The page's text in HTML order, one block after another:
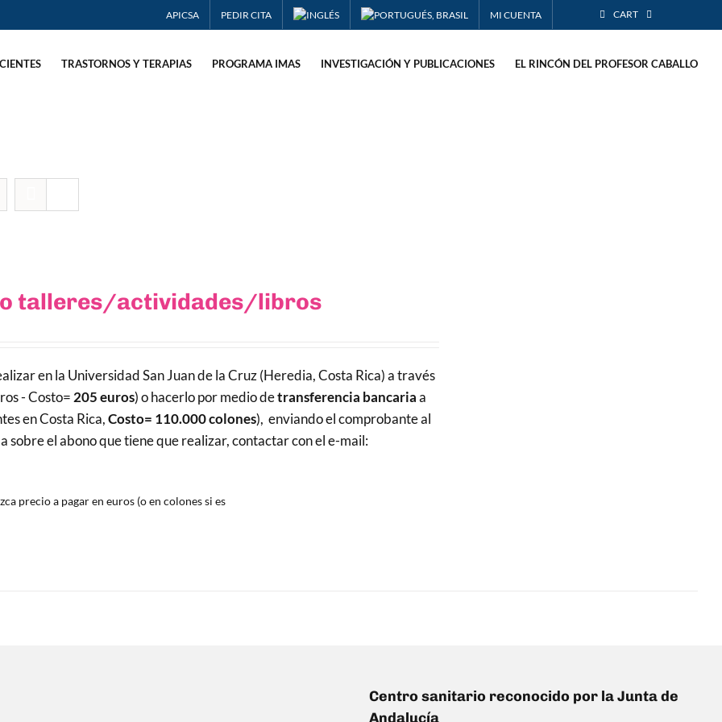
APICSA PEDIR CITA MI CUENTA CART
TRASTORNOS Y TERAPIAS PROGRAMA IMAS INVESTIGACIÓN Y PUBLICACIONES EL RINCÓN DEL PROFESOR CABALLO
talleres/actividades/libros
en la Universidad San Juan de la Cruz (Heredia, Costa Rica) a través
- Costo= 205 euros) o hacerlo por medio detransferencia bancariaa
en Costa Rica,Costo= 110.000 colones), enviando el comprobante al
el abono que tiene que realizar, contactar con el e-mail:
precio a pagar en euros (o en colones si es
Centro sanitario reconocido por la Junta de
Andalucía